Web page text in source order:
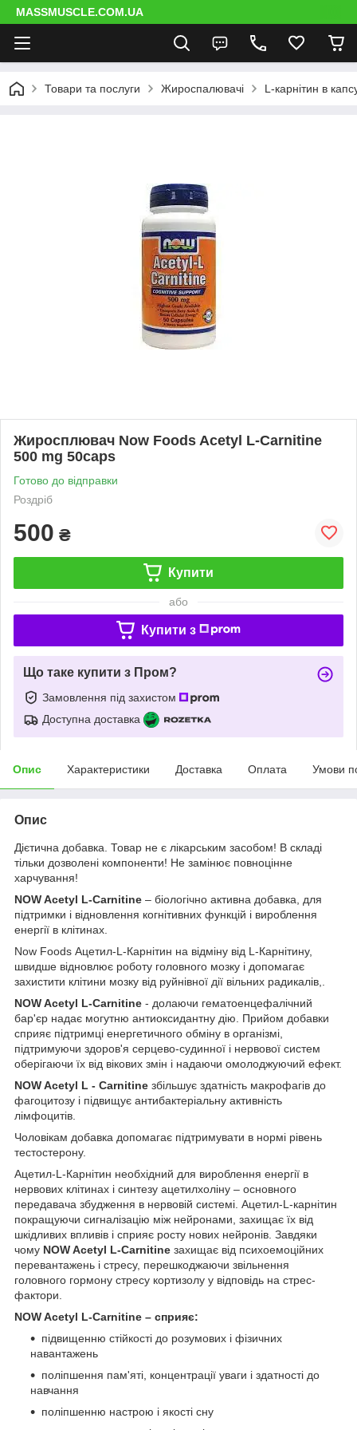
MASSMUSCLE.COM.UA
Товари та послуги Жироспалювачі L-карнітин в
Жиросплювач Now Foods Acetyl L-Carnitine
500 mg 50caps
Готово до відправки
Роздріб
500 ₴
Купити
або
Купити з
Що таке купити з Пром?
Замовлення під захистом
Доступна доставка
Опис Характеристики Доставка Оплата Умови
Опис
Дієтична добавка. Товар не є лікарським засобом! В складі
тільки дозволені компоненти! Не замінює повноцінне
харчування!
NOW Acetyl L-Carnitine – біологічно активна добавка, для
підтримки і відновлення когнітивних функцій і вироблення
енергії в клітинах.
Now Foods Ацетил-L-Карнітин на відміну від L-Карнітину,
швидше відновлює роботу головного мозку і допомагає
захистити клітини мозку від руйнівної дії вільних радикалів,.
NOW Acetyl L-Carnitine - долаючи гематоенцефалічний
бар'єр надає могутню антиоксидантну дію. Прийом добавки
сприяє підтримці енергетичного обміну в організмі,
підтримуючи здоров'я серцево-судинної і нервової систем
оберігаючи їх від вікових змін і надаючи омолоджуючий ефект.
NOW Acetyl L - Carnitine збільшує здатність макрофагів до
фагоцитозу і підвищує антибактеріальну активність
лімфоцитів.
Чоловікам добавка допомагає підтримувати в нормі рівень
тестостерону.
Ацетил-L-Карнітин необхідний для вироблення енергії в
нервових клітинах і синтезу ацетилхоліну – основного
передавача збудження в нервовій системі. Ацетил-L-карнітин
покращуючи сигналізацію між нейронами, захищає їх від
шкідливих впливів і сприяє росту нових нейронів. Завдяки
чому NOW Acetyl L-Carnitine захищає від психоемоційних
перевантажень і стресу, перешкоджаючи звільнення
головного гормону стресу кортизолу у відповідь на стрес-
фактори.
NOW Acetyl L-Carnitine – сприяє:
підвищенню стійкості до розумових і фізичних
навантажень
поліпшення пам'яті, концентрації уваги і здатності до
навчання
поліпшенню настрою і якості сну